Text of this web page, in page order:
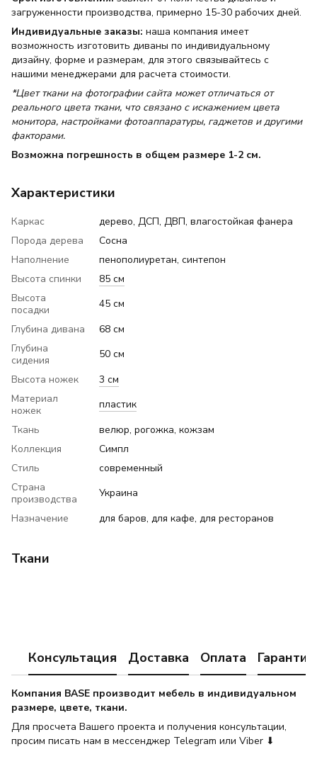
загруженности производства, примерно 15-30 рабочих дней.
Индивидуальные заказы: наша компания имеет
возможность изготовить диваны по индивидуальному
дизайну, форме и размерам, для этого связывайтесь с
нашими менеджерами для расчета стоимости.
*Цвет ткани на фотографии сайта может отличаться от
реального цвета ткани, что связано с искажением цвета
монитора, настройками фотоаппаратуры, гаджетов и другими
факторами.
Возможна погрешность в общем размере 1-2 см.
Характеристики
Каркас
дерево, ДСП, ДВП, влагостойкая фанера
Порода дерева
Сосна
Наполнение
пенополиуретан, синтепон
Высота спинки
85 см
Высота
посадки
45 см
Глубина дивана
68 см
Глубина
сидения
50 см
Высота ножек
3 см
Материал
ножек
пластик
Ткань
велюр, рогожка, кожзам
Коллекция
Симпл
Стиль
современный
Страна
производства
Украина
Назначение
для баров, для кафе, для ресторанов
Ткани
Консультация Доставка Оплата Гарантия
Компания BASE производит мебель в индивидуальном
размере, цвете, ткани.
Для просчета Вашего проекта и получения консультации,
просим писать нам в мессенджер Telegram или Viber ⬇